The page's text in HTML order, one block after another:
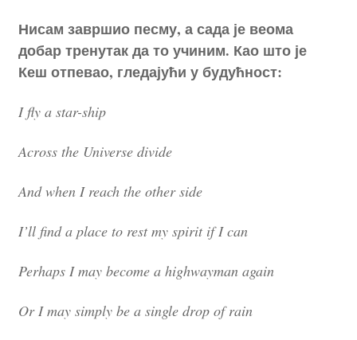
Нисам завршио песму, а сада је веома
добар тренутак да то учиним. Као што је
Кеш отпевао, гледајући у будућност:
I fly a star-ship
Across the Universe divide
And when I reach the other side
I’ll find a place to rest my spirit if I can
Perhaps I may become a highwayman again
Or I may simply be a single drop of rain